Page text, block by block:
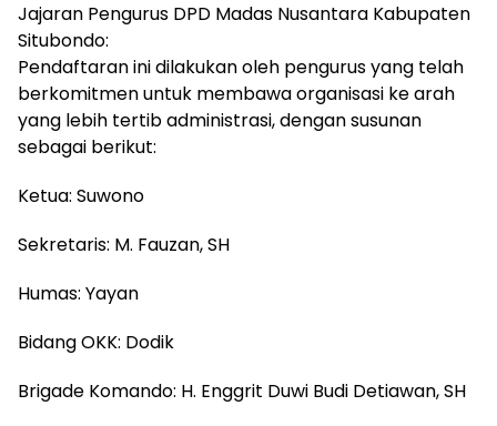
Jajaran Pengurus DPD Madas Nusantara Kabupaten
Situbondo:
Pendaftaran ini dilakukan oleh pengurus yang telah
berkomitmen untuk membawa organisasi ke arah
yang lebih tertib administrasi, dengan susunan
sebagai berikut:
Ketua: Suwono
Sekretaris: M. Fauzan, SH
Humas: Yayan
Bidang OKK: Dodik
Brigade Komando: H. Enggrit Duwi Budi Detiawan, SH